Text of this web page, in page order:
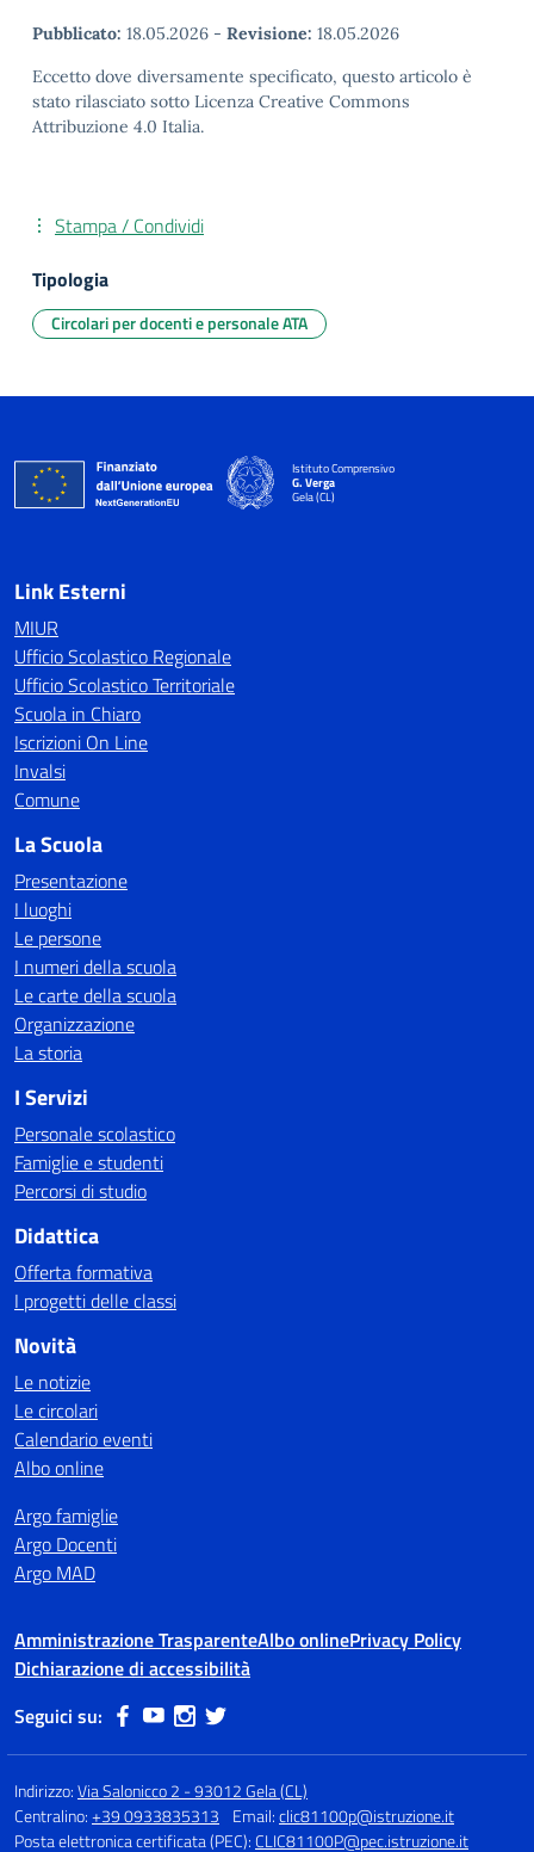
Pubblicato: 18.05.2026 - Revisione: 18.05.2026
Eccetto dove diversamente specificato, questo articolo è
stato rilasciato sotto Licenza Creative Commons
Attribuzione 4.0 Italia.
Stampa / Condividi
Tipologia
Circolari per docenti e personale ATA
Istituto Comprensivo
G. Verga
Gela (CL)
Link Esterni
MIUR
Ufficio Scolastico Regionale
Ufficio Scolastico Territoriale
Scuola in Chiaro
Iscrizioni On Line
Invalsi
Comune
La Scuola
Presentazione
I luoghi
Le persone
I numeri della scuola
Le carte della scuola
Organizzazione
La storia
I Servizi
Personale scolastico
Famiglie e studenti
Percorsi di studio
Didattica
Offerta formativa
I progetti delle classi
Novità
Le notizie
Le circolari
Calendario eventi
Albo online
Argo famiglie
Argo Docenti
Argo MAD
Amministrazione TrasparenteAlbo onlinePrivacy Policy
Dichiarazione di accessibilità
Seguici su:
Indirizzo:Via Salonicco 2 - 93012 Gela (CL)
Centralino:+39 0933835313 Email:clic81100p@istruzione.it
Posta elettronica certificata (PEC):CLIC81100P@pec.istruzione.it